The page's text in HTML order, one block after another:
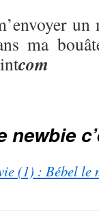
ma
com
newbie
(1) : Bébel le